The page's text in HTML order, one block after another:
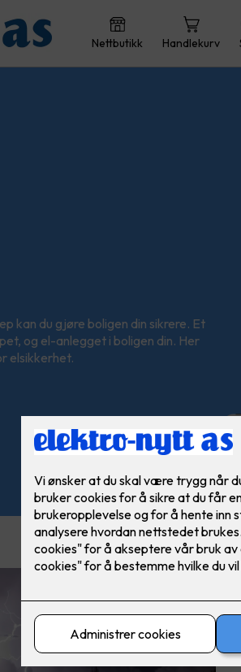
Nettbutikk Handlekurv
kan du gjøre boligen din sikrere. Et
og el-anlegget i boligen din. Her
elsikkerhet.